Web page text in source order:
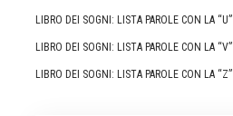
LIBRO DEI SOGNI: LISTA PAROLE CON LA “U”
LIBRO DEI SOGNI: LISTA PAROLE CON LA “V”
LIBRO DEI SOGNI: LISTA PAROLE CON LA “Z”